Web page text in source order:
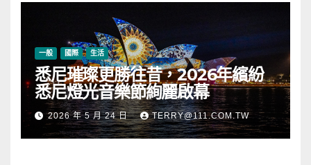
一般 國際 生活
悉尼璀璨更勝往昔，2026年繽紛
悉尼燈光音樂節絢麗啟幕
2026 年 5 月 24 日 TERRY@111.COM.TW